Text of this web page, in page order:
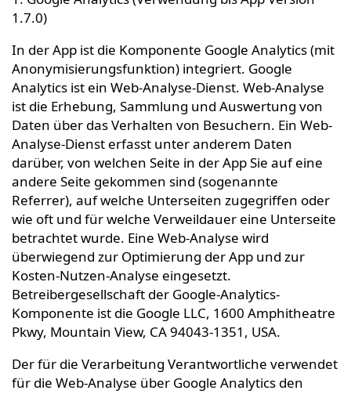
1.7.0)
In der App ist die Komponente Google Analytics (mit
Anonymisierungsfunktion) integriert. Google
Analytics ist ein Web-Analyse-Dienst. Web-Analyse
ist die Erhebung, Sammlung und Auswertung von
Daten über das Verhalten von Besuchern. Ein Web-
Analyse-Dienst erfasst unter anderem Daten
darüber, von welchen Seite in der App Sie auf eine
andere Seite gekommen sind (sogenannte
Referrer), auf welche Unterseiten zugegriffen oder
wie oft und für welche Verweildauer eine Unterseite
betrachtet wurde. Eine Web-Analyse wird
überwiegend zur Optimierung der App und zur
Kosten-Nutzen-Analyse eingesetzt.
Betreibergesellschaft der Google-Analytics-
Komponente ist die Google LLC, 1600 Amphitheatre
Pkwy, Mountain View, CA 94043-1351, USA.
Der für die Verarbeitung Verantwortliche verwendet
für die Web-Analyse über Google Analytics den